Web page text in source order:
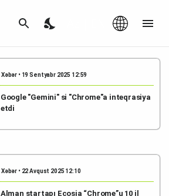
Xəbər • 19 Sentyabr 2025 12:59
Google "Gemini" si "Chrome"a inteqrasiya
etdi
Xəbər • 22 Avqust 2025 12:10
Alman startapı Ecosia “Chrome”u 10 il